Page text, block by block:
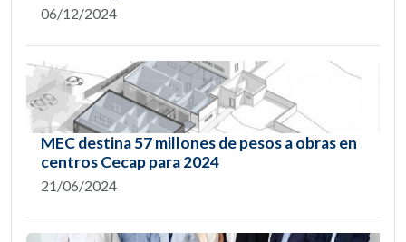
06/12/2024
MEC destina 57 millones de pesos a obras en
centros Cecap para 2024
21/06/2024